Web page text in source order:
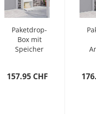
Paketdrop-
Box mit
Speicher
22 x 82 cm
157.95 CHF